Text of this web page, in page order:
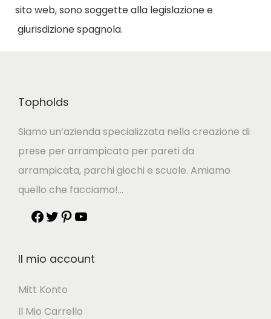
sito web, sono soggette alla legislazione e
giurisdizione spagnola.
Topholds
Siamo un’azienda specializzata nella creazione di
prese per arrampicata per pareti da
arrampicata, parchi giochi e scuole. Amiamo
quello che facciamo!…
Il mio account
Mitt Konto
Il Mio Carrello